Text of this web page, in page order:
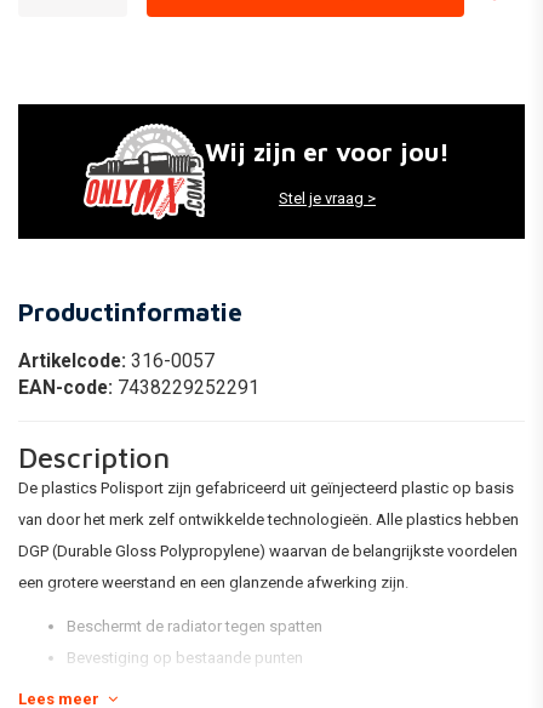
Wij zijn er voor jou!
Stel je vraag >
Productinformatie
Artikelcode: 316-0057
EAN-code: 7438229252291
Description
De plastics Polisport zijn gefabriceerd uit geïnjecteerd plastic op basis
van door het merk zelf ontwikkelde technologieën. Alle plastics hebben
DGP (Durable Gloss Polypropylene) waarvan de belangrijkste voordelen
een grotere weerstand en een glanzende afwerking zijn.
Beschermt de radiator tegen spatten
Bevestiging op bestaande punten
Lees meer